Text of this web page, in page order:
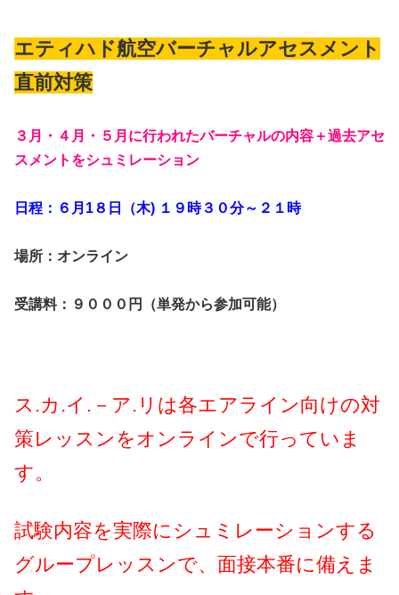
エティハド航空バーチャルアセスメント
直前対策
３月・４月・５月に行われたバーチャルの内容＋過去アセ
スメントをシュミレーション
日程：６月1８日（木) １９時３０分～２１時
場所：オンライン
受講料：９０００円（単発から参加可能）
ス.カ.イ.－ア.リは各エアライン向けの対
策レッスンをオンラインで行っていま
す。
試験内容を実際にシュミレーションする
グループレッスンで、 面接本番に備えま